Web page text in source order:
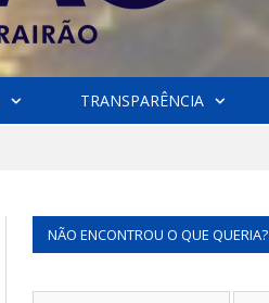
TRANSPARÊNCIA
NÃO ENCONTROU O QUE QUERIA?